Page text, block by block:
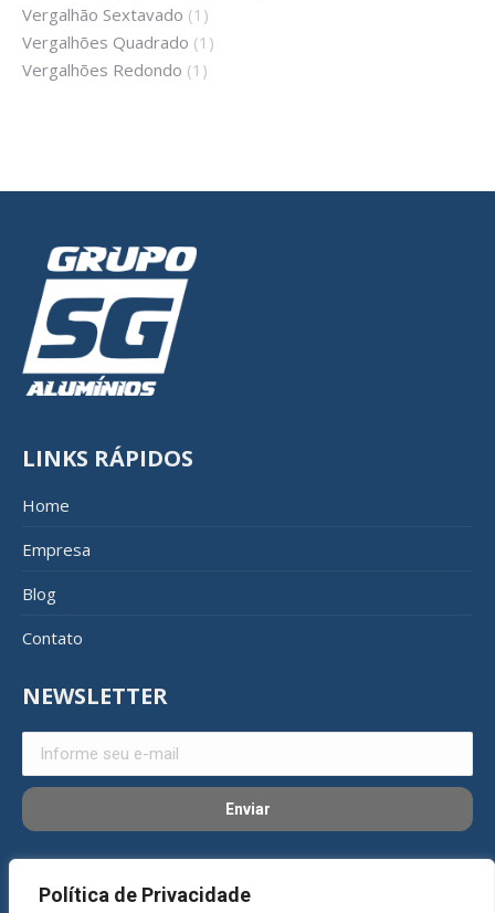
Política de Privacidade
Vergalhão Sextavado (1)
Vergalhões Quadrado (1)
Vergalhões Redondo (1)
LINKS RÁPIDOS
Home
Empresa
Blog
Contato
NEWSLETTER
REDES SOCIAIS